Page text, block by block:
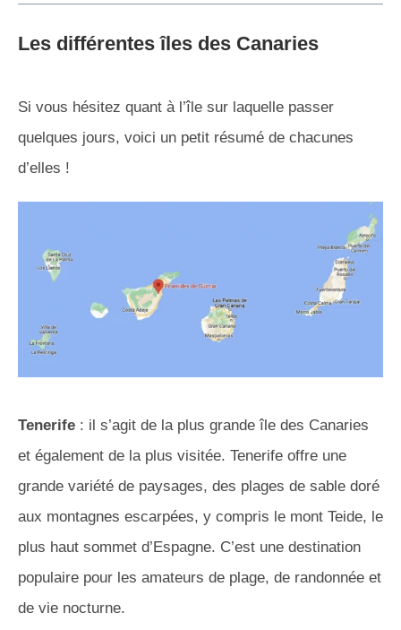
Les différentes îles des Canaries
Si vous hésitez quant à l’île sur laquelle passer
quelques jours, voici un petit résumé de chacunes
d’elles !
Tenerife : il s’agit de la plus grande île des Canaries
et également de la plus visitée. Tenerife offre une
grande variété de paysages, des plages de sable doré
aux montagnes escarpées, y compris le mont Teide, le
plus haut sommet d’Espagne. C’est une destination
populaire pour les amateurs de plage, de randonnée et
de vie nocturne.